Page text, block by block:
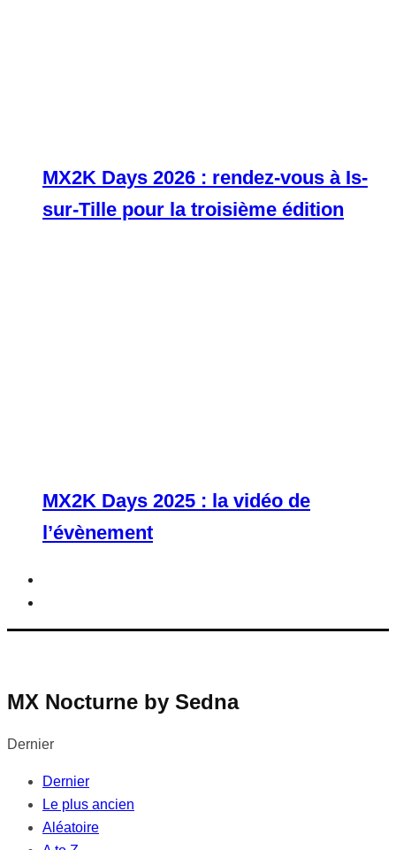
MX2K Days 2026 : rendez-vous à Is-
sur-Tille pour la troisième édition
MX2K Days 2025 : la vidéo de
l’évènement
MX Nocturne by Sedna
Dernier
Dernier
Le plus ancien
Aléatoire